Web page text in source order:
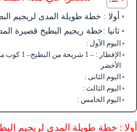
أولا : خطة طويلة المدى لريجيم
ثانيا :خطة ريجيم البطيخ قصيرة
اليوم الأول :
الإفطار : – 1
الأخضر
اليوم الثانى :
اليوم الثالث :
اليوم الخامس :
أولا : خطة طويلة المدى لريجيم